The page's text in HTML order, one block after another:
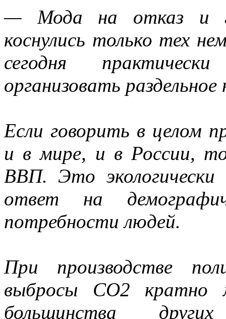
— Мода на отказ и
коснулись только тех
сегодня
организовать
Если говорить в целом
и в мире, и в России,
ВВП. Это экологически
ответ на
потребности людей.
При производстве
выбросы СО2 кратно
большинства